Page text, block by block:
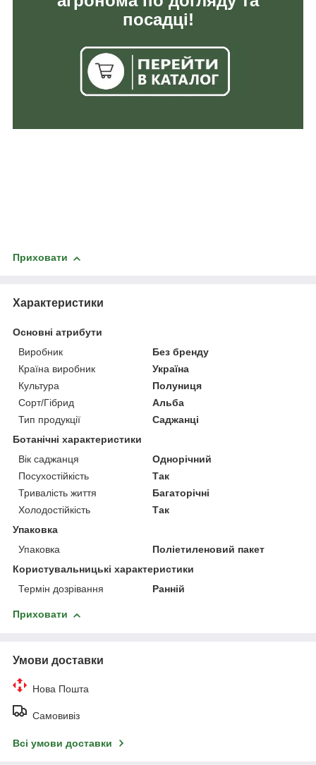
посадці!
Приховати
Характеристики
Основні атрибути
Виробник
Без бренду
Країна виробник
Україна
Культура
Полуниця
Сорт/Гібрид
Альба
Тип продукції
Саджанці
Ботанічні характеристики
Вік саджанця
Однорічний
Посухостійкість
Так
Тривалість життя
Багаторічні
Холодостійкість
Так
Упаковка
Упаковка
Поліетиленовий пакет
Користувальницькі характеристики
Термін дозрівання
Ранній
Приховати
Умови доставки
Нова Пошта
Самовивіз
Всі умови доставки